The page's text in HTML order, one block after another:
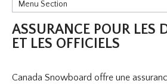
Menu Section
Adhésion
Insurance
Rapports d'accident, d'incident et
ASSURANCE POUR LES
ET LES OFFICIELS
Canada Snowboard offre une